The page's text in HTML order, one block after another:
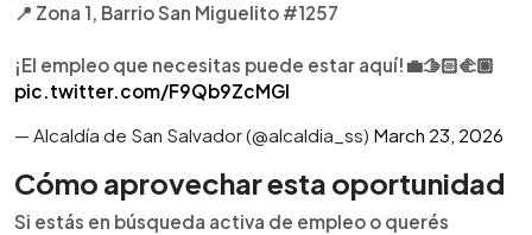
📍 Zona 1, Barrio San Miguelito #1257
¡El empleo que necesitas puede estar aquí!💼🫱🏻‍🫲🏼
pic.twitter.com/F9Qb9ZcMGl
— Alcaldía de San Salvador (@alcaldia_ss) March 23, 2026
Cómo aprovechar esta oportunidad
Si estás en búsqueda activa de empleo o querés